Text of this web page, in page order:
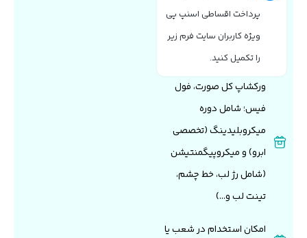
پرداخت اقساطی اسنپ پی
ویژه کاربران سایت فرم زیر
را تکمیل کنید.
ورکشاپ کل صورت، فول
فیس؛ شامل دوره
میکروبلیدینگ (تخصصی
ابرو) و میکروپیگمنتیشن
(شامل رژ لب، خط چشم،
تینت لب و...)
امکان استخدام در شعب یا